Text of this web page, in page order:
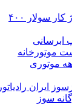
سولار ۴۰۰
ابرسانی
موتورخانه
موتوری
ایران رادیاتور
سوز